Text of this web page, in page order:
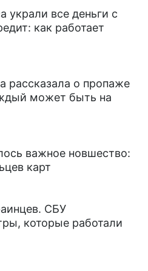
украли все деньги с
как работает
рассказала о пропаже
может быть на
важное новшество:
карт
СБУ
которые работали